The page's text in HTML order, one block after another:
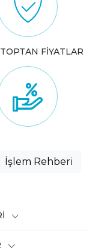
FİYATLAR
İşlem Rehberi